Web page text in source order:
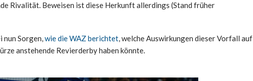
Rivalität. Beweisen ist diese Herkunft allerdings (Stand früher
nun Sorgen,wie die WAZ berichtet, welche Auswirkungen dieser Vorfall auf
anstehende Revierderby haben könnte.